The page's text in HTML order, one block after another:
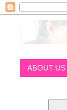
ABOUT US